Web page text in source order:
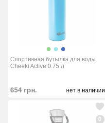
Спортивная бутылка для воды
Cheeki Active 0.75 л
654 грн. нет в наличии
0